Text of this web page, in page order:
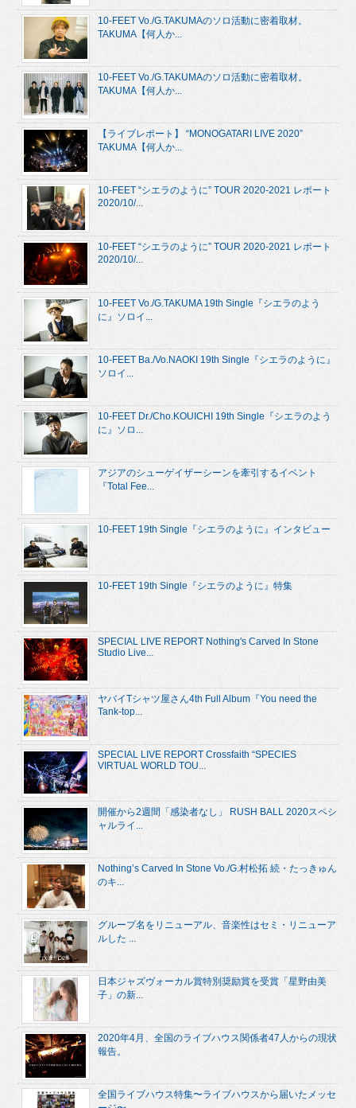
10-FEET Vo./G.TAKUMAのソロ活動に密着取材。
TAKUMA【何人か...
10-FEET Vo./G.TAKUMAのソロ活動に密着取材。
TAKUMA【何人か...
【ライブレポート】 “MONOGATARI LIVE 2020”
TAKUMA【何人か...
10-FEET “シエラのように” TOUR 2020-2021 レポート
2020/10/...
10-FEET “シエラのように” TOUR 2020-2021 レポート
2020/10/...
10-FEET Vo./G.TAKUMA 19th Single『シエラのよう
に』ソロイ...
10-FEET Ba./Vo.NAOKI 19th Single『シエラのように』
ソロイ...
10-FEET Dr./Cho.KOUICHI 19th Single『シエラのよう
に』ソロ...
アジアのシューゲイザーシーンを牽引するイベント
『Total Fee...
10-FEET 19th Single『シエラのように』インタビュー
10-FEET 19th Single『シエラのように』特集
SPECIAL LIVE REPORT Nothing's Carved In Stone
Studio Live...
ヤバイTシャツ屋さん4th Full Album『You need the
Tank-top...
SPECIAL LIVE REPORT Crossfaith “SPECIES
VIRTUAL WORLD TOU...
開催から2週間「感染者なし」 RUSH BALL 2020スペシ
ャルライ...
Nothing’s Carved In Stone Vo./G.村松拓 続・たっきゅん
のキ...
グループ名をリニューアル、音楽性はセミ・リニューア
ルした ...
日本ジャズヴォーカル賞特別奨励賞を受賞「星野由美
子」の新...
2020年4月、全国のライブハウス関係者47人からの現状
報告。
全国ライブハウス特集〜ライブハウスから届いたメッセ